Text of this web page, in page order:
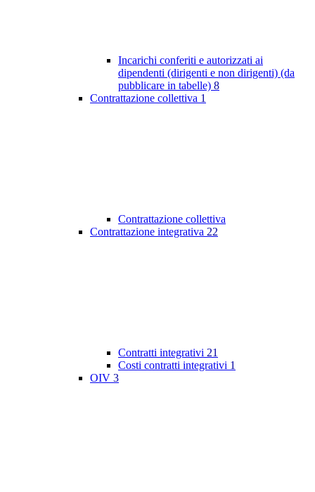
Incarichi conferiti e autorizzati ai
dipendenti (dirigenti e non dirigenti) (da
pubblicare in tabelle) 8
Contrattazione collettiva 1
Contrattazione collettiva
Contrattazione integrativa 22
Contratti integrativi 21
Costi contratti integrativi 1
OIV 3